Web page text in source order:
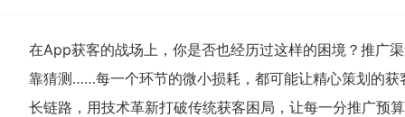
在App获客的战场上，你是否也经历过这样的困境？推广
靠猜测……每一个环节的微小损耗，都可能让精心策划的
长链路，用技术革新打破传统获客困局，让每一分推广预